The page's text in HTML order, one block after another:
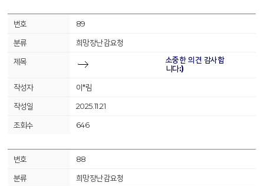
89
희망장난감요청
소중한 의견 감사합
니다:)
이*림
2025.11.21
646
88
희망장난감요청